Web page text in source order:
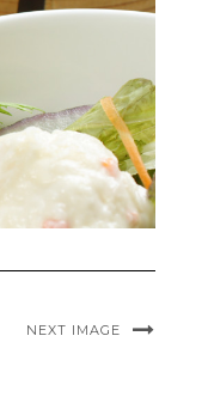
NEXT IMAGE